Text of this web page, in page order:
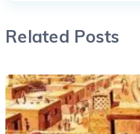
Related Posts